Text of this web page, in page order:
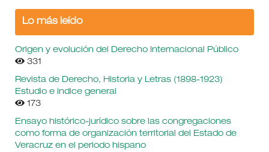
Lo más leído
Origen y evolución del Derecho Internacional Público
331
Revista de Derecho, Historia y Letras (1898-1923)
Estudio e indice general
173
Ensayo histórico-jurídico sobre las congregaciones
como forma de organización territorial del Estado de
Veracruz en el periodo hispano